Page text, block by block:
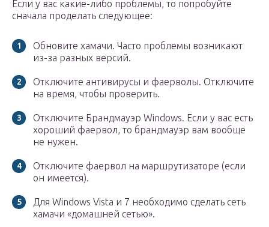
Если у вас какие-либо проблемы, то попробуйте
сначала проделать следующее:
Обновите хамачи. Часто проблемы возникают
из-за разных версий.
Отключите антивирусы и фаерволы. Отключите
на время, чтобы проверить.
Отключите Брандмауэр Windows. Если у вас есть
хороший фаервол, то брандмауэр вам вообще
не нужен.
Отключите фаервол на маршрутизаторе (если
он имеется).
Для Windows Vista и 7 необходимо сделать сеть
хамачи «домашней сетью».